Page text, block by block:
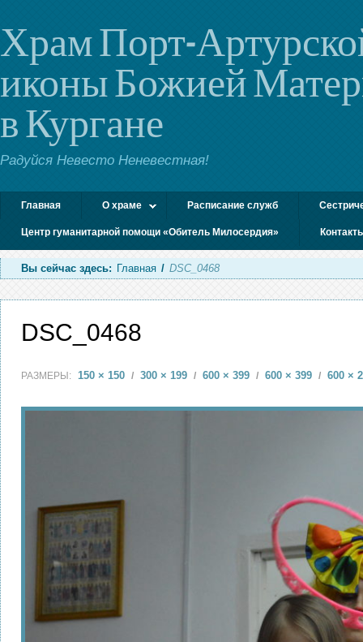
Храм Порт-
иконы Божией
в Кургане
Радуйся Невесто Неневестная!
Главная О храме Расписание служб
Центр гуманитарной помощи «Обитель Милосердия»
Вы сейчас здесь: Главная / DSC_0468
DSC_0468
РАЗМЕРЫ: 150 × 150 / 300 × 199 / 600 × 399 / 600 × 399 / 600 ×